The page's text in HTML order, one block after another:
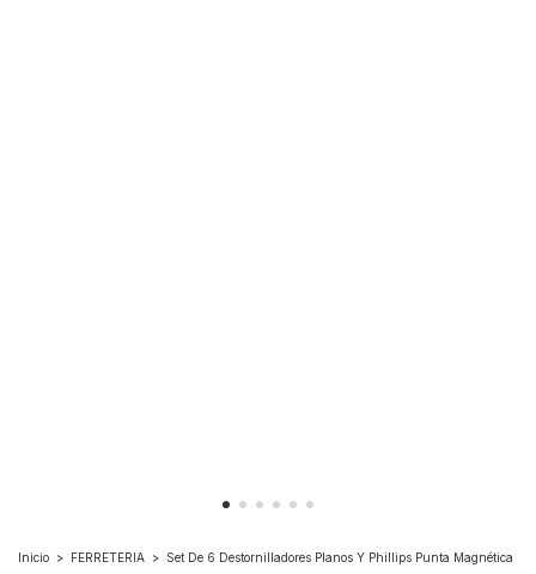
Inicio > FERRETERIA > Set De 6 Destornilladores Planos Y Phillips Punta Magnética